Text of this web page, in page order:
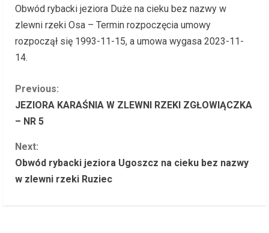
Obwód rybacki jeziora Duże na cieku bez nazwy w
zlewni rzeki Osa – Termin rozpoczęcia umowy
rozpoczął się 1993-11-15, a umowa wygasa 2023-11-
14.
C
o
n
t
Previous:
JEZIORA KARAŚNIA W ZLEWNI RZEKI ZGŁOWIĄCZKA
– NR 5
Next:
Obwód rybacki jeziora Ugoszcz na cieku bez nazwy
w zlewni rzeki Ruziec